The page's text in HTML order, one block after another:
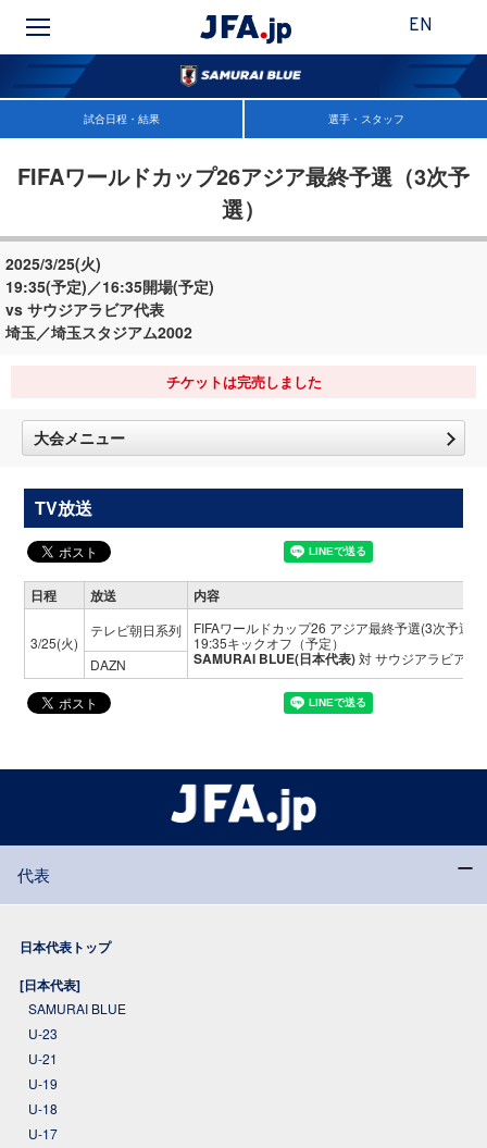
EN
試合日程・結果 選手・スタッフ
FIFAワールドカップ26アジア最終予選（3次予
選）
2025/3/25(火)
19:35(予定)／16:35開場(予定)
vs サウジアラビア代表
埼玉／埼玉スタジアム2002
チケットは完売しました
大会メニュー
TV放送
日程 放送 内容
3/25(火)
テレビ朝日系列
FIFAワールドカップ26 アジア最終予選(3次予選)
19:35キックオフ（予定）
SAMURAI BLUE(日本代表) 対 サウジアラビア代
DAZN
代表
日本代表トップ
[日本代表]
SAMURAI BLUE
U-23
U-21
U-19
U-18
U-17